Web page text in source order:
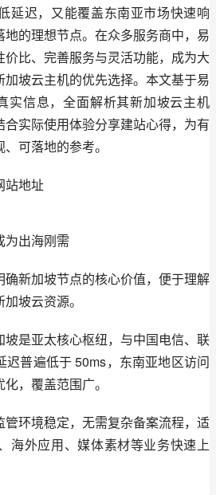
延迟，又能覆盖东南亚市场快速响
的理想节点。在众多服务商中，易
比、完善服务与灵活功能，成为大
坡云主机的优先选择。本文基于易
实信息，全面解析其新加坡云主机
实际使用体验分享建站心得，为有
可落地的参考。
站地址
为出海刚需
新加坡节点的核心价值，便于理解
坡云资源。
是亚太核心枢纽，与中国电信、联
迟普遍低于 50ms，东南亚地区访问
，覆盖范围广。
环境稳定，无需复杂备案流程，适
海外应用、媒体素材等业务快速上